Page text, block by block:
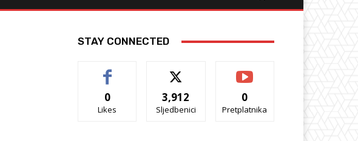
STAY CONNECTED
0
Likes
3,912
Sljedbenici
0
Pretplatnika